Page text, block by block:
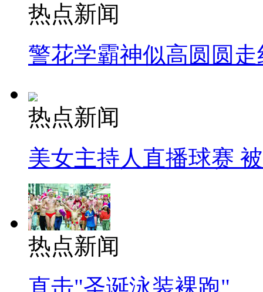
热点新闻
警花学霸神似高圆圆走
热点新闻
美女主持人直播球赛
热点新闻
直击"圣诞泳装裸跑"